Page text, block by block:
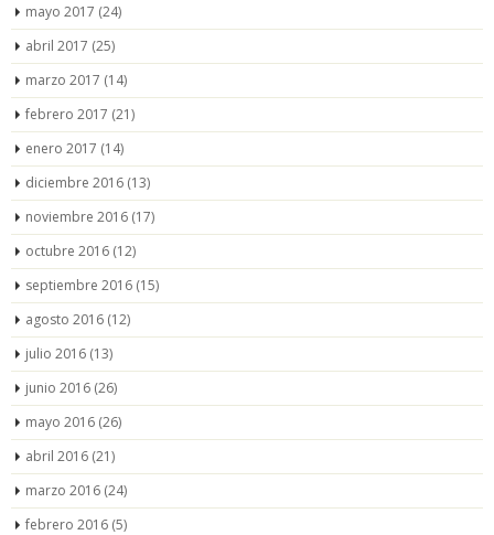
mayo 2017 (24)
abril 2017 (25)
marzo 2017 (14)
febrero 2017 (21)
enero 2017 (14)
diciembre 2016 (13)
noviembre 2016 (17)
octubre 2016 (12)
septiembre 2016 (15)
agosto 2016 (12)
julio 2016 (13)
junio 2016 (26)
mayo 2016 (26)
abril 2016 (21)
marzo 2016 (24)
febrero 2016 (5)